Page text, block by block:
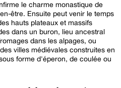
le charme monastique de
être. Ensuite peut venir le temps
hauts plateaux et massifs
dans un buron, lieu ancestral
dans les alpages, ou
villes médiévales construites en
forme d'éperon, de coulée ou